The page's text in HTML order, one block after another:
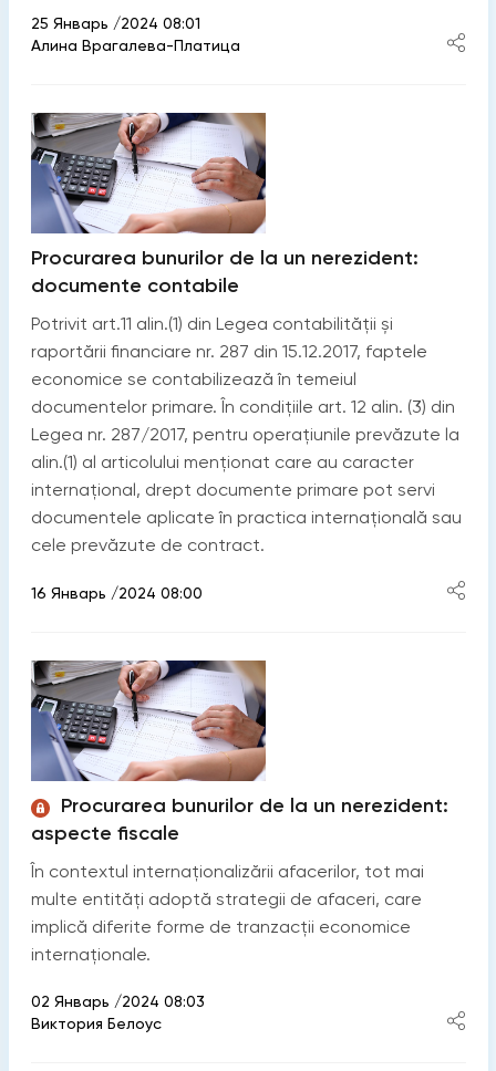
25 Январь /2024 08:01
Алина Врагалева-Платица
Procurarea bunurilor de la un nerezident:
documente contabile
Potrivit art.11 alin.(1) din Legea contabilității și
raportării financiare nr. 287 din 15.12.2017, faptele
economice se contabilizează în temeiul
documentelor primare. În condițiile art. 12 alin. (3) din
Legea nr. 287/2017, pentru operațiunile prevăzute la
alin.(1) al articolului menționat care au caracter
internațional, drept documente primare pot servi
documentele aplicate în practica internațională sau
cele prevăzute de contract.
16 Январь /2024 08:00
Procurarea bunurilor de la un nerezident:
aspecte fiscale
În contextul internaţionalizării afacerilor, tot mai
multe entităţi adoptă strategii de afaceri, care
implică diferite forme de tranzacţii economice
internaţionale.
02 Январь /2024 08:03
Виктория Белоус